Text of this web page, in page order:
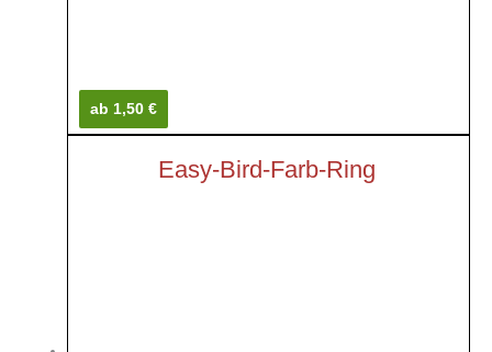
ab 1,50 €
Easy-Bird-Farb-Ring